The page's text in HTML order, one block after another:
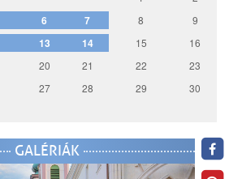
6 7 8 9
13 14 15
16
20 21 22
23
27 28 29
30
GALÉRIÁK